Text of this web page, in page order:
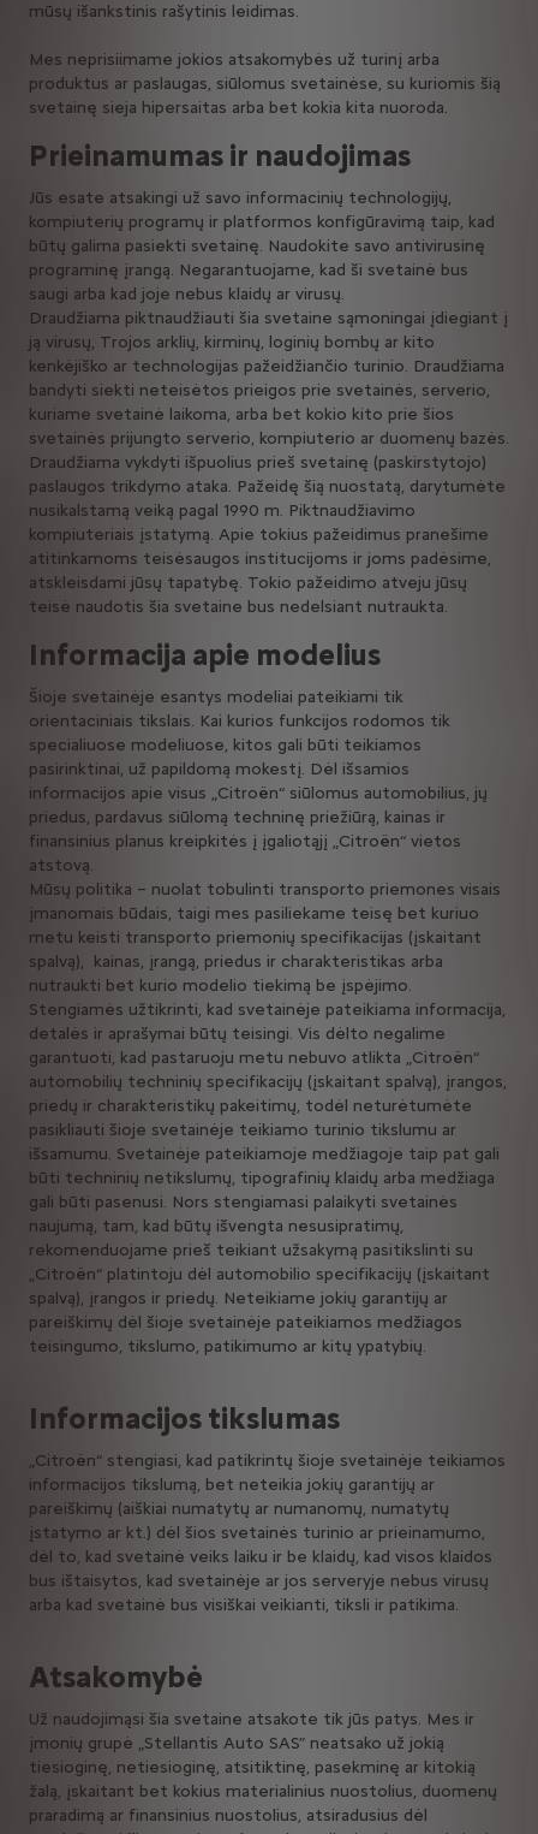
mūsų išankstinis rašytinis leidimas.
Mes neprisiimame jokios atsakomybės už turinį arba
produktus ar paslaugas, siūlomus svetainėse, su kuriomis šią
svetainę sieja hipersaitas arba bet kokia kita nuoroda.
Prieinamumas ir naudojimas
Jūs esate atsakingi už savo informacinių technologijų,
kompiuterių programų ir platformos konfigūravimą taip, kad
būtų galima pasiekti svetainę. Naudokite savo antivirusinę
programinę įrangą. Negarantuojame, kad ši svetainė bus
saugi arba kad joje nebus klaidų ar virusų.
Draudžiama piktnaudžiauti šia svetaine sąmoningai įdiegiant į
ją virusų, Trojos arklių, kirminų, loginių bombų ar kito
kenkėjiško ar technologijas pažeidžiančio turinio. Draudžiama
bandyti siekti neteisėtos prieigos prie svetainės, serverio,
kuriame svetainė laikoma, arba bet kokio kito prie šios
svetainės prijungto serverio, kompiuterio ar duomenų bazės.
Draudžiama vykdyti išpuolius prieš svetainę (paskirstytojo)
paslaugos trikdymo ataka. Pažeidę šią nuostatą, darytumėte
nusikalstamą veiką pagal 1990 m. Piktnaudžiavimo
kompiuteriais įstatymą. Apie tokius pažeidimus pranešime
atitinkamoms teisėsaugos institucijoms ir joms padėsime,
atskleisdami jūsų tapatybę. Tokio pažeidimo atveju jūsų
teisė naudotis šia svetaine bus nedelsiant nutraukta.
Informacija apie modelius
Šioje svetainėje esantys modeliai pateikiami tik
orientaciniais tikslais. Kai kurios funkcijos rodomos tik
specialiuose modeliuose, kitos gali būti teikiamos
pasirinktinai, už papildomą mokestį. Dėl išsamios
informacijos apie visus „Citroën“ siūlomus automobilius, jų
priedus, pardavus siūlomą techninę priežiūrą, kainas ir
finansinius planus kreipkitės į įgaliotąjį „Citroën“ vietos
atstovą.
Mūsų politika – nuolat tobulinti transporto priemones visais
įmanomais būdais, taigi mes pasiliekame teisę bet kuriuo
metu keisti transporto priemonių specifikacijas (įskaitant
spalvą), kainas, įrangą, priedus ir charakteristikas arba
nutraukti bet kurio modelio tiekimą be įspėjimo.
Stengiamės užtikrinti, kad svetainėje pateikiama informacija,
detalės ir aprašymai būtų teisingi. Vis dėlto negalime
garantuoti, kad pastaruoju metu nebuvo atlikta „Citroën“
automobilių techninių specifikacijų (įskaitant spalvą), įrangos,
priedų ir charakteristikų pakeitimų, todėl neturėtumėte
pasikliauti šioje svetainėje teikiamo turinio tikslumu ar
išsamumu. Svetainėje pateikiamoje medžiagoje taip pat gali
būti techninių netikslumų, tipografinių klaidų arba medžiaga
gali būti pasenusi. Nors stengiamasi palaikyti svetainės
naujumą, tam, kad būtų išvengta nesusipratimų,
rekomenduojame prieš teikiant užsakymą pasitikslinti su
„Citroën“ platintoju dėl automobilio specifikacijų (įskaitant
spalvą), įrangos ir priedų. Neteikiame jokių garantijų ar
pareiškimų dėl šioje svetainėje pateikiamos medžiagos
teisingumo, tikslumo, patikimumo ar kitų ypatybių.
Informacijos tikslumas
„Citroën“ stengiasi, kad patikrintų šioje svetainėje teikiamos
informacijos tikslumą, bet neteikia jokių garantijų ar
pareiškimų (aiškiai numatytų ar numanomų, numatytų
įstatymo ar kt.) dėl šios svetainės turinio ar prieinamumo,
dėl to, kad svetainė veiks laiku ir be klaidų, kad visos klaidos
bus ištaisytos, kad svetainėje ar jos serveryje nebus virusų
arba kad svetainė bus visiškai veikianti, tiksli ir patikima.
Atsakomybė
Už naudojimąsi šia svetaine atsakote tik jūs patys. Mes ir
įmonių grupė „Stellantis Auto SAS” neatsako už jokią
tiesioginę, netiesioginę, atsitiktinę, pasekminę ar kitokią
žalą, įskaitant bet kokius materialinius nuostolius, duomenų
praradimą ar finansinius nuostolius, atsiradusius dėl